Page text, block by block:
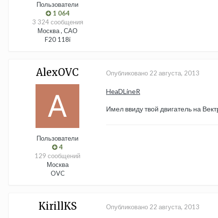
Пользователи
1 064
3 324 сообщения
Москва , САО
F20 118i
AlexOVC
Пользователи
4
129 сообщений
Москва
OVC
Опубликовано 22 августа, 2013
HeaDLineR
Имел ввиду твой двигатель на
KirillKS Опубликовано 22 августа, 2013